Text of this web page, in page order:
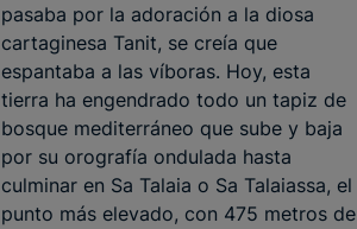
pasaba por la adoración a la diosa
cartaginesa Tanit, se creía que
espantaba a las víboras. Hoy, esta
tierra ha engendrado todo un tapiz de
bosque mediterráneo que sube y baja
por su orografía ondulada hasta
culminar en Sa Talaia o Sa Talaiassa, el
punto más elevado, con 475 metros de